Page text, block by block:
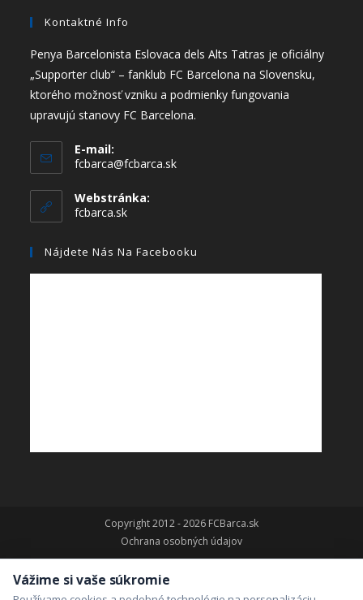
Kontaktné Info
Penya Barcelonista Eslovaca dels Alts Tatras je oficiálny
„Supporter club“ – fanklub FC Barcelona na Slovensku,
ktorého možnosť vzniku a podmienky fungovania
upravujú stanovy FC Barcelona.
E-mail:
fcbarca@fcbarca.sk
Webstránka:
fcbarca.sk
Nájdete Nás Na Facebooku
Copyright 2012 - 2026 FCBarca.sk
Ochrana osobných údajov
Vážime si vaše súkromie